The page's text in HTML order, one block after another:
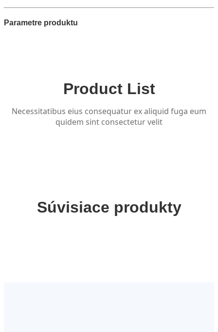
Parametre produktu
Product List
Necessitatibus eius consequatur ex aliquid fuga eum
quidem sint consectetur velit
Súvisiace produkty